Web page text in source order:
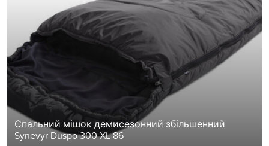
Спальний мішок демисезонний збільшенний
Synevyr Duspo 300 XL 86